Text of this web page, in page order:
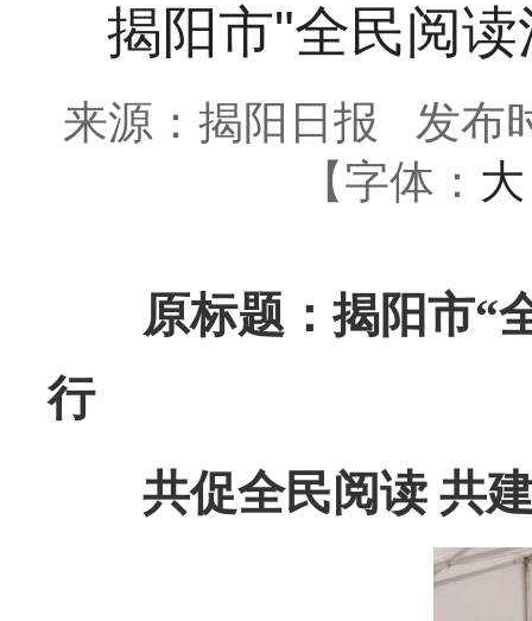
揭阳市"全民阅
来源：揭阳日报
发布
【字体： 大
原标题：揭阳市“全
行
共促全民阅读 共建